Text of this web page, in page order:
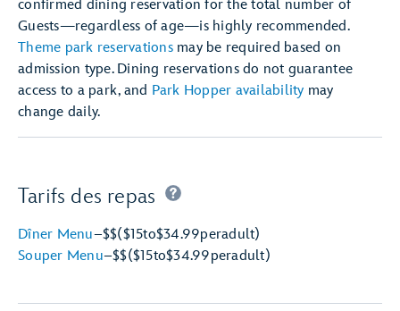
confirmed dining reservation for the total number of
Guests—regardless of age—is highly recommended.
Theme park reservationsmay be required based on
admission type. Dining reservations do not guarantee
access to a park, and Park Hopper availability may
change daily.
Tarifs des repas
Dîner Menu–$$($15to$34.99peradult)
Souper Menu–$$($15to$34.99peradult)